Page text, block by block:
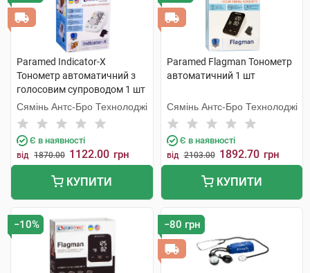
Paramed Indicator-X
Тонометр автоматичний з
голосовим супроводом 1 шт
Сямінь Антс-Бро Технолоджі
Є в наявності
від 1870.00 1122.00 грн
КУПИТИ
Paramed Flagman Тонометр
автоматичний 1 шт
Сямінь Антс-Бро Технолоджі
Є в наявності
від 2103.00 1892.70 грн
КУПИТИ
−10% −80 грн